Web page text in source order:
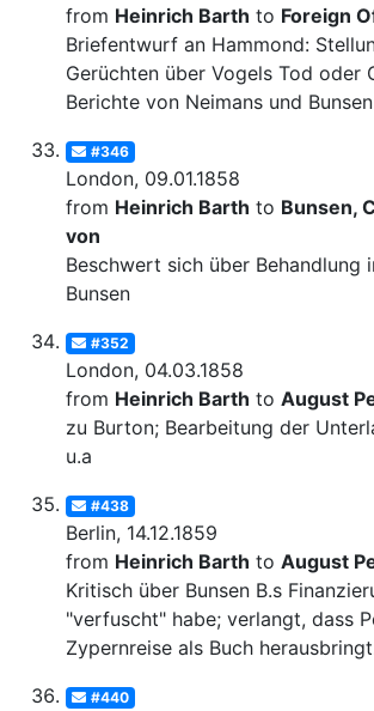
from Heinrich Barth to Foreign
Briefentwurf an Hammond:
Gerüchten über Vogels Tod oder
Berichte von Neimans und Bunsen
#346
London, 09.01.1858
from Heinrich Barth to Bunsen,
von
Beschwert sich über Behandlung
Bunsen
#352
London, 04.03.1858
from Heinrich Barth to August
zu Burton; Bearbeitung der
u.a
#438
Berlin, 14.12.1859
from Heinrich Barth to August
Kritisch über Bunsen B.s
"verfuscht" habe; verlangt, dass
Zypernreise als Buch
#440